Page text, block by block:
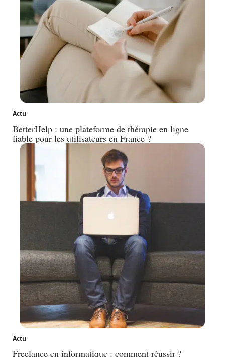
Actu
BetterHelp : une plateforme de thérapie en ligne
fiable pour les utilisateurs en France ?
Actu
Freelance en informatique : comment réussir ?